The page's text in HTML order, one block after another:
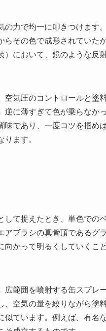
力で均一に叩きつけます
その色で成形されていた
において、鏡のような反
気圧のコントロールと塗
に薄すぎて色が乗らなか
であり、一度コツを掴め
ます。
て捉えたとき、単色での
ブラシの真骨頂であるグ
かって明るくしていくこ
範囲を噴射する缶スプレ
空気の量を絞りながら塗
ています。例えば、有名